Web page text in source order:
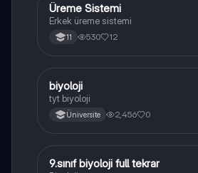
Biyoloji
Üreme Sistemi
Erkek üreme sistemi
11 530 12
BBiyoloji
biyoloji
tyt biyoloji
Üniversite 2,456 0
Biyoloji
9.sınıf biyoloji full tekrar